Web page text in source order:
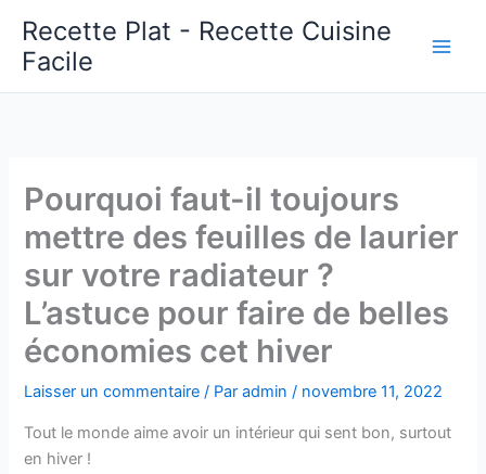
contenu
Recette Plat - Recette Cuisine
Facile
Pourquoi faut-il toujours
mettre des feuilles de laurier
sur votre radiateur ?
L’astuce pour faire de belles
économies cet hiver
Laisser un commentaire / Paradmin/ novembre 11, 2022
Tout le monde aime avoir un intérieur qui sent bon, surtout
en hiver !